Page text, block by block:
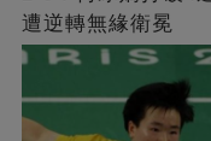
遭逆轉無緣衛冕